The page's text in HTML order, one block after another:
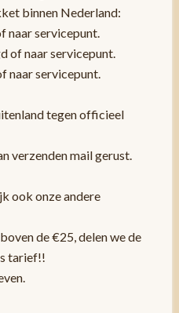
binnen Nederland:
naar servicepunt.
of naar servicepunt.
naar servicepunt.
tegen officieel
verzenden mail gerust.
ook onze andere
de €25, delen we de
tarief!!